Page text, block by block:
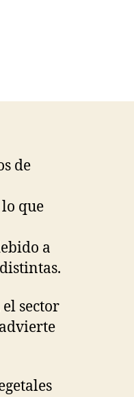
de
que
a
el sector